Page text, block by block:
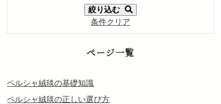
絞り込む
条件クリア
ページ一覧
ペルシャ絨毯の基礎知識
ペルシャ絨毯の正しい選び方